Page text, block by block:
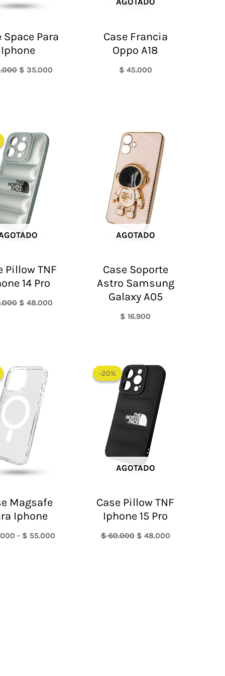
Space Para
Iphone
$ 35.000
Case Francia
Oppo A18
$ 45.000
Pillow TNF
14 Pro
precio
original
era:
$ 60.000.
$ 48.000
AGOTADO
Case Soporte
Astro Samsung
Galaxy A05
$ 16.900
Magsafe
Iphone
- $ 55.000
-20%
AGOTADO
-20%
Case Pillow TNF
Iphone 15 Pro
$60.000
precio
original
era:
$ 60.000.
$ 48.000